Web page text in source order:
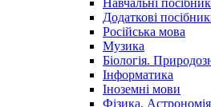
Навчальні
Додаткові
Російська мова
Музика
Біологія.
Інформатика
Іноземні мови
Фізика. Астрономія